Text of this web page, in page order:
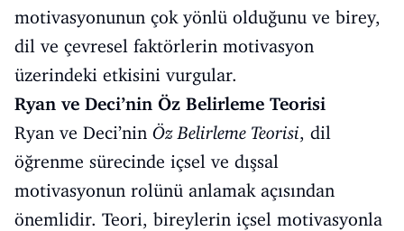
motivasyonunun çok yönlü olduğunu ve birey,
dil ve çevresel faktörlerin motivasyon
üzerindeki etkisini vurgular.
Ryan ve Deci’nin Öz Belirleme Teorisi
Ryan ve Deci’nin Öz Belirleme Teorisi, dil
öğrenme sürecinde içsel ve dışsal
motivasyonun rolünü anlamak açısından
önemlidir. Teori, bireylerin içsel motivasyonla